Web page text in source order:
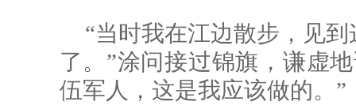
“当时我在江边散步，见
了。”涂问接过锦旗，谦虚
伍军人，这是我应该做的。”